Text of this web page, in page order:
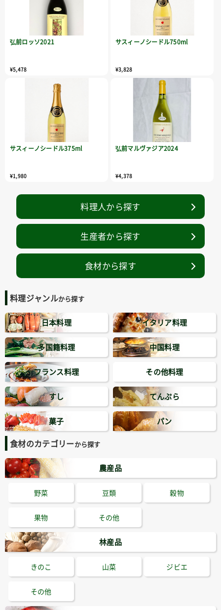
料理人から探す
生産者から探す
食材から探す
料理ジャンルから探す
日本料理 イタリア料理
多国籍料理 中国料理
フランス料理 その他料理
すし てんぷら
菓子 パン
食材のカテゴリーから探す
農産品
野菜 豆類 穀物
果物 その他
林産品
きのこ 山菜 ジビエ
その他
弘前ロッソ2021
¥5,478
サスィーノシードル750ml
¥3,828
サスィーノシードル375ml
¥1,980
弘前マルヴァジア2024
¥4,378